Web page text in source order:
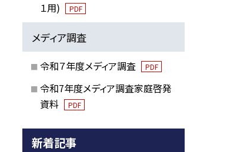
１用)
PDF
メディア調査
令和７年度メディア調査 PDF
令和7年度メディア調査家庭啓発
資料
PDF
新着記事